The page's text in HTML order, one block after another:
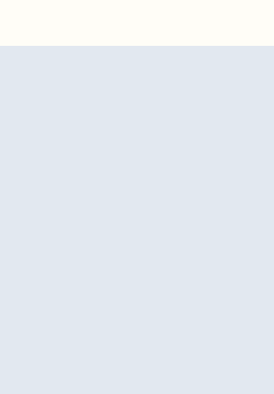
lit, les matelas, les surmatelas et les